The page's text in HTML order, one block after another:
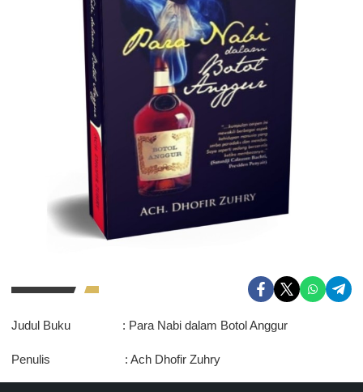
Judul Buku : Para Nabi dalam Botol Anggur
Penulis : Ach Dhofir Zuhry